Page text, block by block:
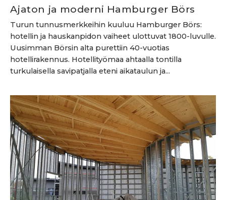
Ajaton ja moderni Hamburger Börs
Turun tunnusmerkkeihin kuuluu Hamburger Börs:
hotellin ja hauskanpidon vaiheet ulottuvat 1800-luvulle.
Uusimman Börsin alta purettiin 40-vuotias
hotellirakennus. Hotellityömaa ahtaalla tontilla
turkulaisella savipatjalla eteni aikataulun ja...